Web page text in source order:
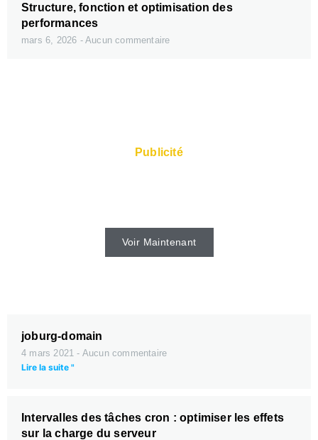
Structure, fonction et optimisation des
performances
mars 6, 2026 Aucun commentaire
Publicité
Voir Maintenant
joburg-domain
4 mars 2021 Aucun commentaire
Lire la suite "
Intervalles des tâches cron : optimiser les effets
sur la charge du serveur